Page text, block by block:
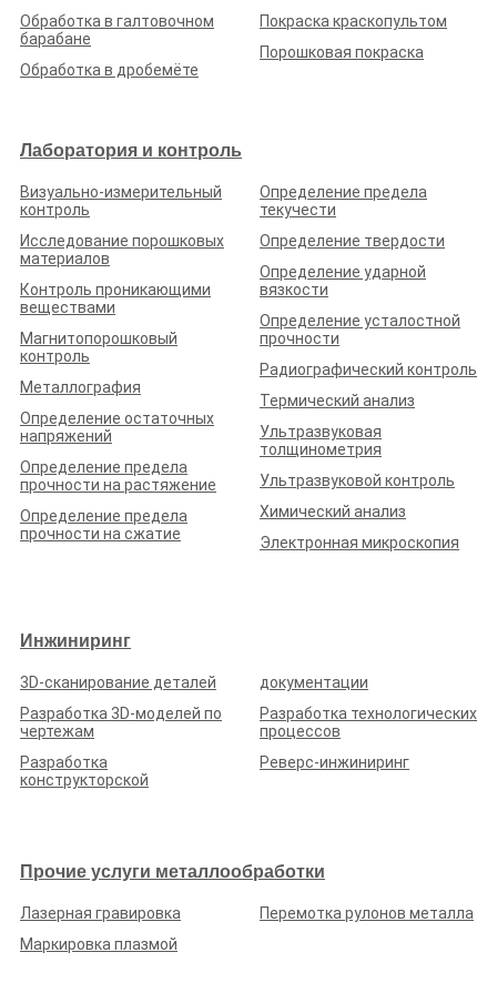
Обработка в галтовочном
барабане
Обработка в дробемёте
Покраска краскопультом
Порошковая покраска
Лаборатория и контроль
Визуально-измерительный
контроль
Исследование порошковых
материалов
Контроль проникающими
веществами
Магнитопорошковый
контроль
Металлография
Определение остаточных
напряжений
Определение предела
прочности на растяжение
Определение предела
прочности на сжатие
Определение предела
текучести
Определение твердости
Определение ударной
вязкости
Определение усталостной
прочности
Радиографический контроль
Термический анализ
Ультразвуковая
толщинометрия
Ультразвуковой контроль
Химический анализ
Электронная микроскопия
Инжиниринг
3D-сканирование деталей
Разработка 3D-моделей по
чертежам
Разработка
конструкторской
документации
Разработка технологических
процессов
Реверс-инжиниринг
Прочие услуги металлообработки
Лазерная гравировка
Маркировка плазмой
Перемотка рулонов металла
ООО «ФАБРИКА КРЕПЛЕНИЙ «КВАДО»
Рейтинг по отзывам:(0.0)
Белгородская обл., г. Шебекино, ул. Октябрьская, д. 11/1
Стаж (лет):14
Станков:
Подробнее о предприятии
ООО «ЗАВОД ОЧИСТНЫХ СООРУЖЕНИЙ И
ЕМКОСТНОГО ОБОРУДОВАНИЯ»
Рейтинг по отзывам:(0.0)
Станков:
Белгородская обл., Белгородский район, п. Северный-
Стаж (лет):8 Сотрудников: Площадь (м²):? Станков:?
Подробнее о предприятии